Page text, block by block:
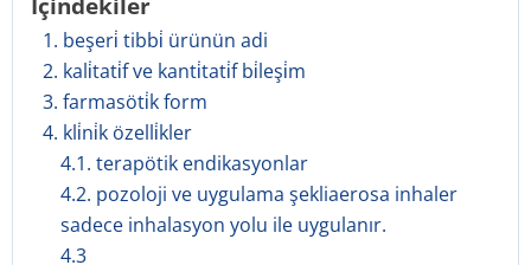
1. beşeri̇ tibbi̇ ürünün adi
2. kali̇tati̇f ve kanti̇tati̇f bi̇leşi̇m
3. farmasöti̇k form
4. kli̇ni̇k özelli̇kler
4.1. terapötik endikasyonlar
4.2. pozoloji ve uygulama şekliaerosa inhaler
sadece inhalasyon yolu ile uygulanır.
4.3